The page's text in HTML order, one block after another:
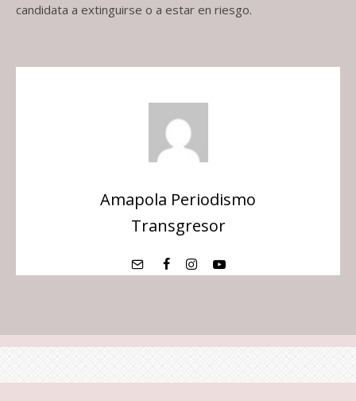
candidata a extinguirse o a estar en riesgo.
Amapola Periodismo
Transgresor